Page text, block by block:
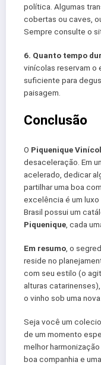
política. Algumas
cobertas ou caves,
Sempre consulte o
6. Quanto tempo
vinícolas reservam o
suficiente para
paisagem.
Conclusão
O Piquenique
desaceleração. Em
acelerado, dedicar
partilhar uma boa
excelência é um
Brasil possui um
Piquenique , cada
Em resumo , o
reside no
com seu estilo (o
alturas
o vinho sob uma
Seja você um
de um momento
melhor
boa companhia e